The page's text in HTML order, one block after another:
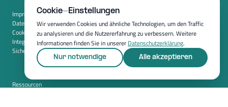
Impressum
Datenschutz
Cookie-Einstellungen
Integration
Sicherheit
Ressourcen
Cookie-Einstellungen
Wir verwenden Cookies und ähnliche Technologien, um den Traffic
zu analysieren und die Nutzererfahrung zu verbessern. Weitere
Informationen finden Sie in unserer Datenschutzerklärung.
Nur notwendige Alle akzeptieren